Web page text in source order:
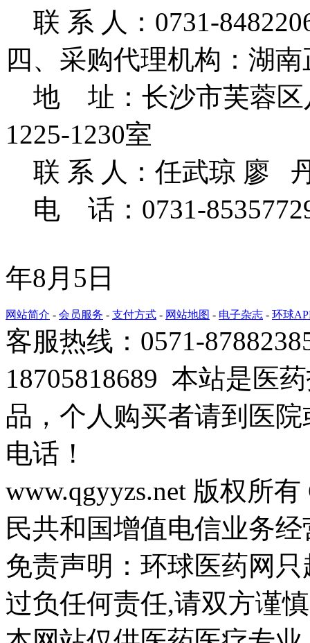
联 系 人：0731-
四、采购代理机构：湖
地 址：长沙市芙蓉区
1225-1230室
联 系 人：任武琼 廖
电 话：0731-
年8月5日
网站简介 - 会员服务 - 支付方式 - 网站地图 - 电子杂志 - 环球
客服热线：0571-
18705818689 本站是医
品，个人购买者请到医
电话！
www.qgyyzs.net 版权所
民共和国增值电信业务
免责声明：环球医药网
过负任何责任,请双方谨